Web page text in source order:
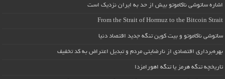
اشاره ساتوشی ناکاموتو بیش از حد به ایران نزدیک است
From the Strait of Hormuz to the Bitcoin Strait
ساتوشی ناکاموتو و بیت کوین تنگه جدید اقتصاد دنیا
بهره‌برداری اقتصادی از نارضایتی مردم و تبدیل اعتراض به کد تخفیف
تاریخچه تنگه هرمز یا تنگه اهورامزدا